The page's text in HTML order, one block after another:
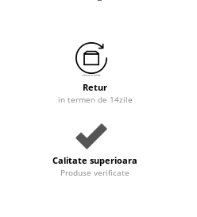
Retur
in termen de 14zile
Calitate superioara
Produse verificate